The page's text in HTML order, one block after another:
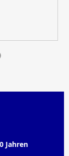
Jahren